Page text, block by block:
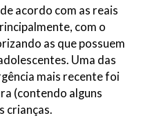
acordo com as reais
com o
as que possuem
Uma das
mais recente foi
(contendo alguns
crianças.